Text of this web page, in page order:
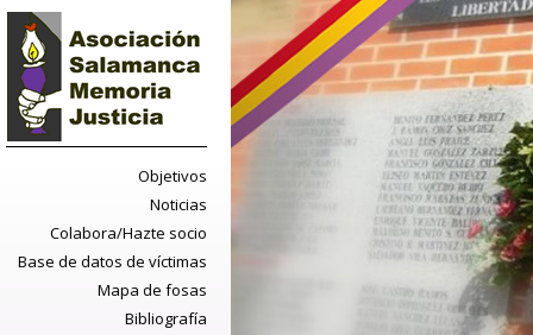
Objetivos
Noticias
Colabora/Hazte socio
Base de datos de víctimas
Mapa de fosas
Bibliografía